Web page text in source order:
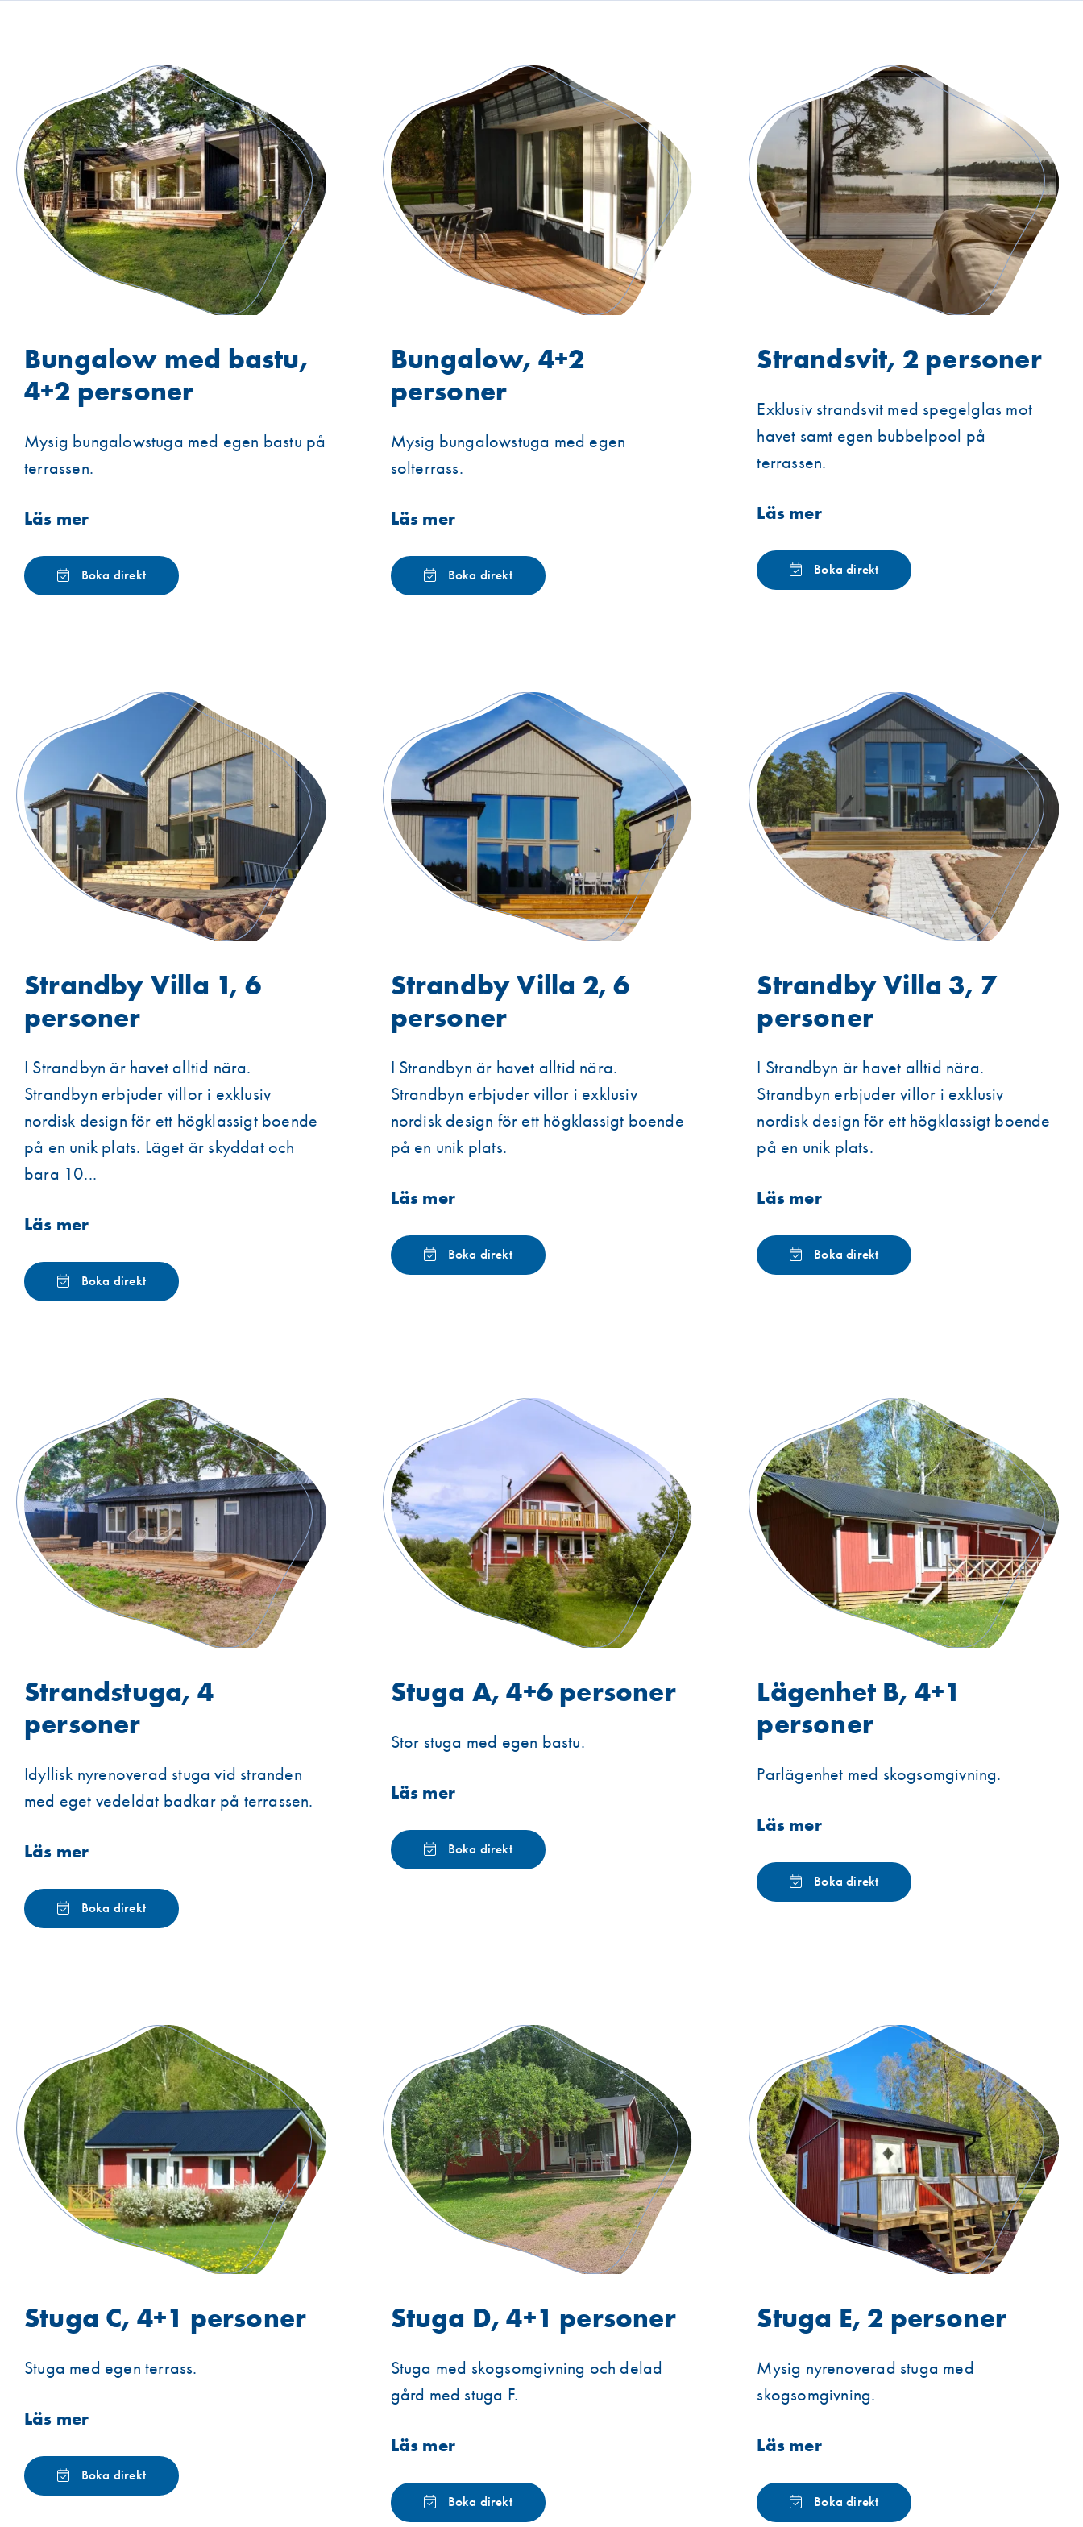
Bungalow med bastu,
4+2 personer
Mysig bungalowstuga med egen bastu på
terrassen.
Läs mer
Boka direkt
Bungalow, 4+2
personer
Mysig bungalowstuga med egen
solterrass.
Läs mer
Boka direkt
Strandsvit, 2 personer
Exklusiv strandsvit med spegelglas mot
havet samt egen bubbelpool på
terrassen.
Läs mer
Boka direkt
Strandby Villa 1, 6
personer
I Strandbyn är havet alltid nära.
Strandbyn erbjuder villor i exklusiv
nordisk design för ett högklassigt boende
på en unik plats. Läget är skyddat och
bara 10...
Läs mer
Boka direkt
Strandby Villa 2, 6
personer
I Strandbyn är havet alltid nära.
Strandbyn erbjuder villor i exklusiv
nordisk design för ett högklassigt boende
på en unik plats.
Läs mer
Boka direkt
Strandby Villa 3, 7
personer
I Strandbyn är havet alltid nära.
Strandbyn erbjuder villor i exklusiv
nordisk design för ett högklassigt boende
på en unik plats.
Läs mer
Boka direkt
Strandstuga, 4
personer
Idyllisk nyrenoverad stuga vid stranden
med eget vedeldat badkar på terrassen.
Läs mer
Boka direkt
Stuga A, 4+6 personer
Stor stuga med egen bastu.
Läs mer
Boka direkt
Lägenhet B, 4+1
personer
Parlägenhet med skogsomgivning.
Läs mer
Boka direkt
Stuga C, 4+1 personer
Stuga med egen terrass.
Läs mer
Boka direkt
Stuga D, 4+1 personer
Stuga med skogsomgivning och delad
gård med stuga F.
Läs mer
Boka direkt
Stuga E, 2 personer
Mysig nyrenoverad stuga med
skogsomgivning.
Läs mer
Boka direkt